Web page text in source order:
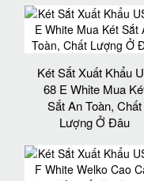
Két Sắt Xuất Khẩu
68 E White Mua
Sắt An Toàn, Chất
Lượng Ở Đâu